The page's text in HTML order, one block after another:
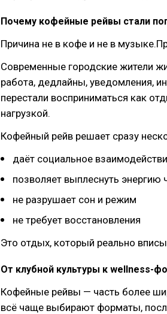
Почему кофейные рейвы стали
Причина не в кофе и не в
Современные городские жители
работа, дедлайны, уведомления,
перестали восприниматься как
нагрузкой.
Кофейный рейв решает сразу
даёт социальное
позволяет выплеснуть энергию
не разрушает сон и режим
не требует восстановления
Это отдых, который реально
От клубной культуры к wellness-
Кофейные рейвы — часть более
всё чаще выбирают форматы,